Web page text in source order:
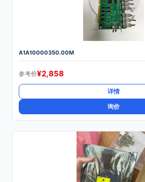
A1A10000350.00M
参考价¥2,858
详情
询价